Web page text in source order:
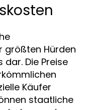
größten Hürden
Die Preise
Käufer
staatliche